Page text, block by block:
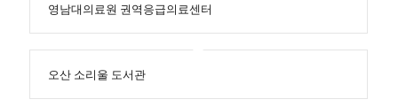
영남대의료원 권역응급의료센터
오산 소리울 도서관